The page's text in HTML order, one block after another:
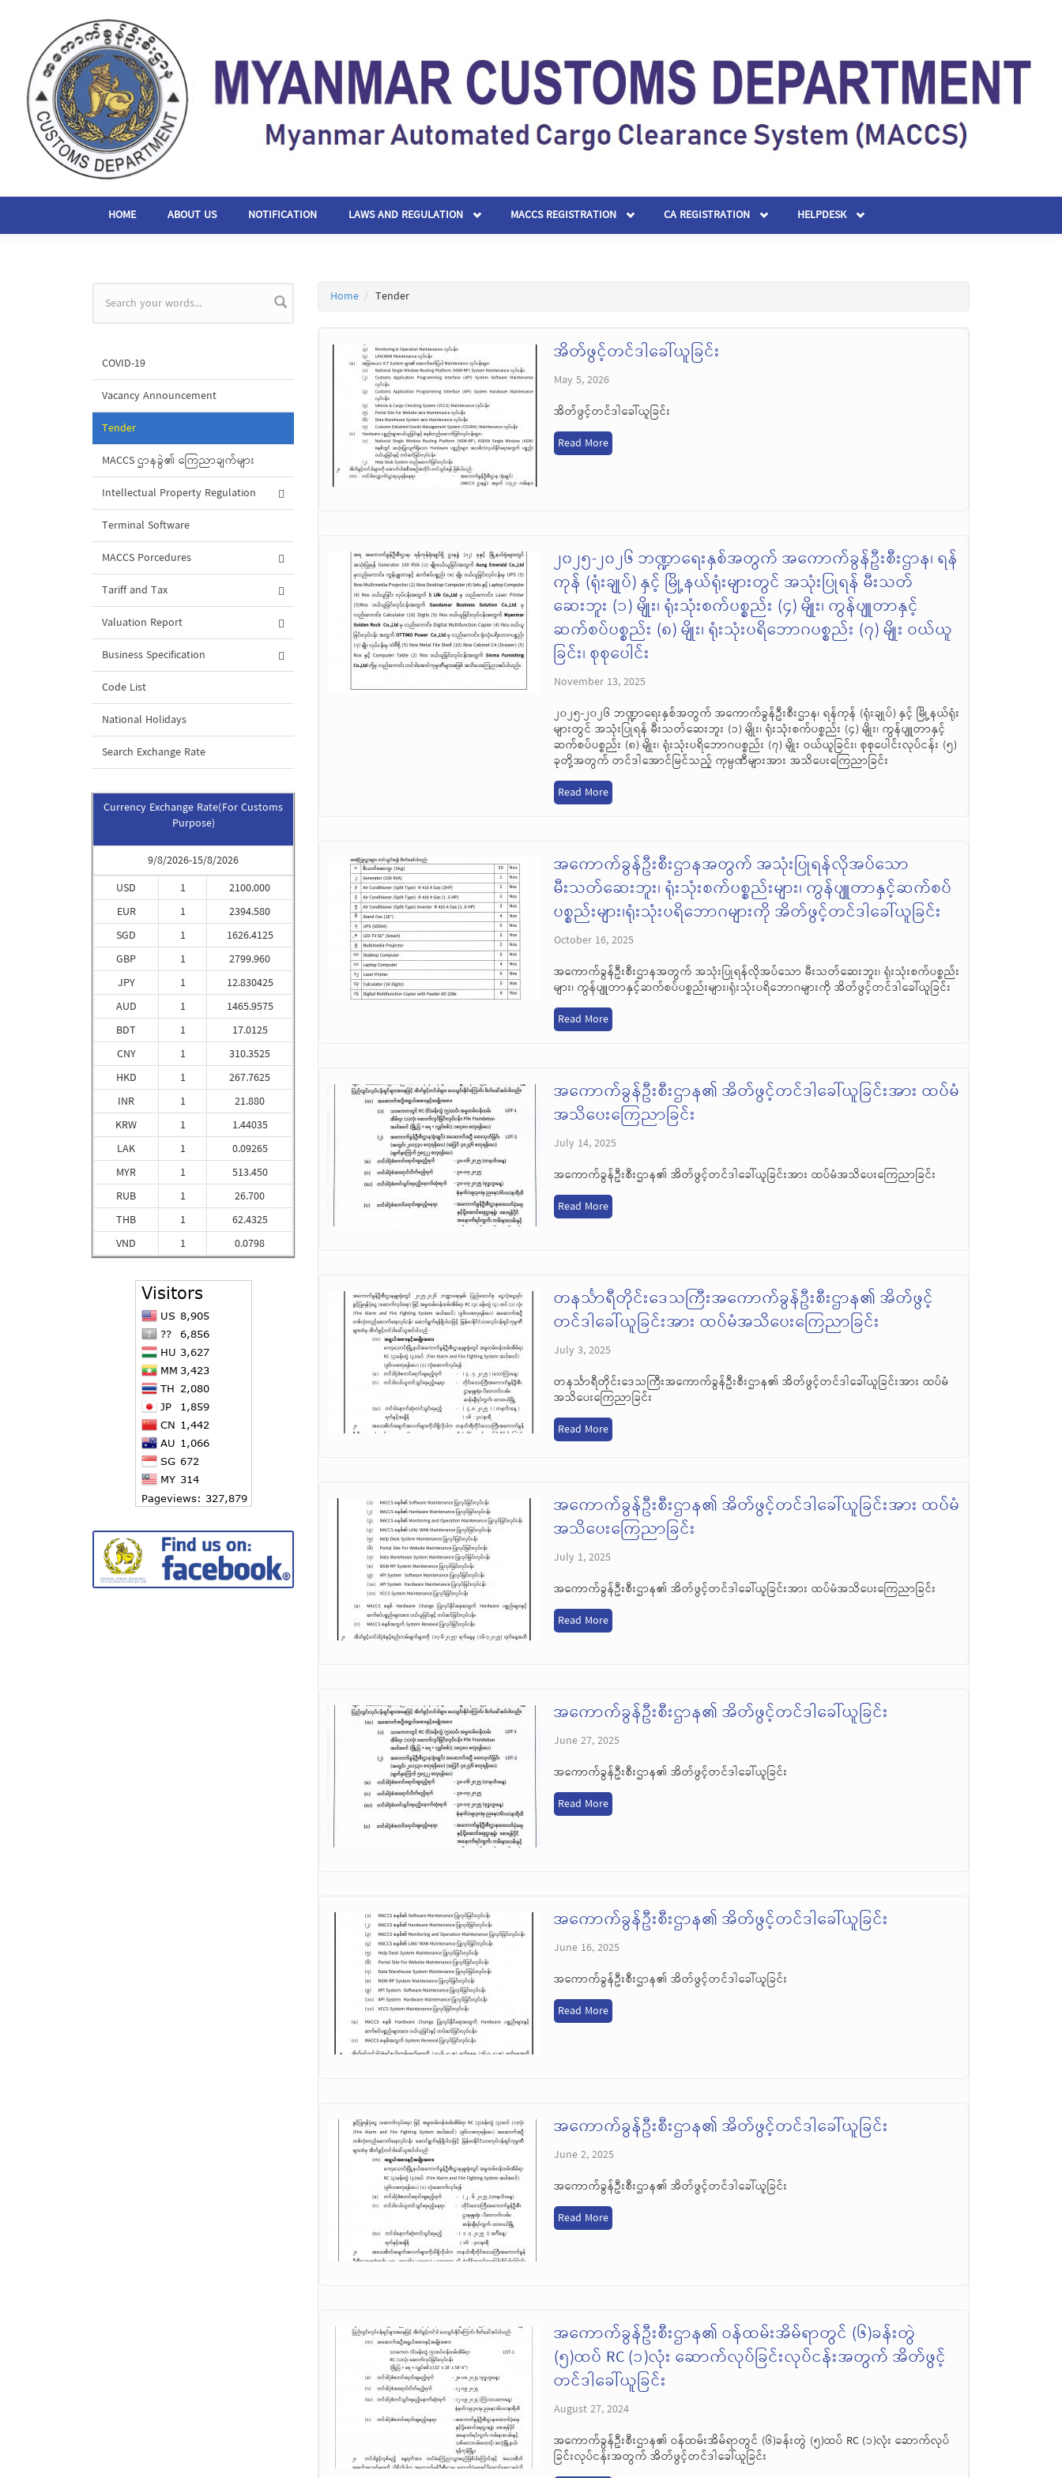
HOME ABOUT US NOTIFICATION LAWS AND REGULATION MACCS REGISTRATION CA REGISTRATION HELPDESK
Search form
COVID-19
Vacancy Announcement
Tender
MACCS ဌာနခွဲ၏ ကြေညာချက်များ
Intellectual Property Regulation
Terminal Software
MACCS Porcedures
Tariff and Tax
Valuation Report
Business Specification
Code List
National Holidays
Search Exchange Rate
Currency Exchange Rate(For Customs
Purpose)
9/8/2026-15/8/2026
USD
EUR
SGD
GBP
JPY
AUD
BDT
CNY
HKD
INR
KRW
LAK
MYR
RUB
THB
VND
1
1
1
1
1
1
1
1
1
1
1
1
1
1
1
1
2100.000
2394.580
1626.4125
2799.960
12.830425
1465.9575
17.0125
310.3525
267.7625
21.880
1.44035
0.09265
513.450
26.700
62.4325
0.0798
Home Tender
အိတ်ဖွင့်တင်ဒါခေါ်ယူခြင်း
May 5, 2026
အိတ်ဖွင့်တင်ဒါခေါ်ယူခြင်း
Read More
၂၀၂၅-၂၀၂၆ ဘဏ္ဍာရေးနှစ်အတွက် အကောက်ခွန်ဦးစီးဌာန၊ ရန်
ကုန် (ရုံးချုပ်) နှင့် မြို့နယ်ရုံးများတွင် အသုံးပြုရန် မီးသတ်
ဆေးဘူး (၁) မျိုး၊ ရုံးသုံးစက်ပစ္စည်း (၄) မျိုး၊ ကွန်ပျူတာနှင့်
ဆက်စပ်ပစ္စည်း (၈) မျိုး၊ ရုံးသုံးပရိဘောဂပစ္စည်း (၇) မျိုး ဝယ်ယူ
ခြင်း၊ စုစုပေါင်း
November 13, 2025
၂၀၂၅-၂၀၂၆ ဘဏ္ဍာရေးနှစ်အတွက် အကောက်ခွန်ဦးစီးဌာန၊ ရန်ကုန် (ရုံးချုပ်) နှင့် မြို့နယ်ရုံး
များတွင် အသုံးပြုရန် မီးသတ်ဆေးဘူး (၁) မျိုး၊ ရုံးသုံးစက်ပစ္စည်း (၄) မျိုး၊ ကွန်ပျူတာနှင့်
ဆက်စပ်ပစ္စည်း (၈) မျိုး၊ ရုံးသုံးပရိဘောဂပစ္စည်း (၇) မျိုး ဝယ်ယူခြင်း၊ စုစုပေါင်းလုပ်ငန်း (၅)
ခုတို့အတွက် တင်ဒါအောင်မြင်သည့် ကုမ္ပဏီများအား အသိပေးကြေညာခြင်း
Read More
အကောက်ခွန်ဦးစီးဌာနအတွက် အသုံးပြုရန်လိုအပ်သော
မီးသတ်ဆေးဘူး၊ ရုံးသုံးစက်ပစ္စည်းများ၊ ကွန်ပျူတာနှင့်ဆက်စပ်
ပစ္စည်းများ၊ရုံးသုံးပရိဘောဂများကို အိတ်ဖွင့်တင်ဒါခေါ်ယူခြင်း
October 16, 2025
အကောက်ခွန်ဦးစီးဌာနအတွက် အသုံးပြုရန်လိုအပ်သော မီးသတ်ဆေးဘူး၊ ရုံးသုံးစက်ပစ္စည်း
များ၊ ကွန်ပျူတာနှင့်ဆက်စပ်ပစ္စည်းများ၊ရုံးသုံးပရိဘောဂများကို အိတ်ဖွင့်တင်ဒါခေါ်ယူခြင်း
Read More
အကောက်ခွန်ဦးစီးဌာန၏ အိတ်ဖွင့်တင်ဒါခေါ်ယူခြင်းအား ထပ်မံ
အသိပေးကြေညာခြင်း
July 14, 2025
အကောက်ခွန်ဦးစီးဌာန၏ အိတ်ဖွင့်တင်ဒါခေါ်ယူခြင်းအား ထပ်မံအသိပေးကြေညာခြင်း
Read More
တနင်္သာရီတိုင်းဒေသကြီးအကောက်ခွန်ဦးစီးဌာန၏ အိတ်ဖွင့်
တင်ဒါခေါ်ယူခြင်းအား ထပ်မံအသိပေးကြေညာခြင်း
July 3, 2025
တနင်္သာရီတိုင်းဒေသကြီးအကောက်ခွန်ဦးစီးဌာန၏ အိတ်ဖွင့်တင်ဒါခေါ်ယူခြင်းအား ထပ်မံ
အသိပေးကြေညာခြင်း
Read More
အကောက်ခွန်ဦးစီးဌာန၏ အိတ်ဖွင့်တင်ဒါခေါ်ယူခြင်းအား ထပ်မံ
အသိပေးကြေညာခြင်း
July 1, 2025
အကောက်ခွန်ဦးစီးဌာန၏ အိတ်ဖွင့်တင်ဒါခေါ်ယူခြင်းအား ထပ်မံအသိပေးကြေညာခြင်း
Read More
အကောက်ခွန်ဦးစီးဌာန၏ အိတ်ဖွင့်တင်ဒါခေါ်ယူခြင်း
June 27, 2025
အကောက်ခွန်ဦးစီးဌာန၏ အိတ်ဖွင့်တင်ဒါခေါ်ယူခြင်း
Read More
အကောက်ခွန်ဦးစီးဌာန၏ အိတ်ဖွင့်တင်ဒါခေါ်ယူခြင်း
June 16, 2025
အကောက်ခွန်ဦးစီးဌာန၏ အိတ်ဖွင့်တင်ဒါခေါ်ယူခြင်း
Read More
အကောက်ခွန်ဦးစီးဌာန၏ အိတ်ဖွင့်တင်ဒါခေါ်ယူခြင်း
June 2, 2025
အကောက်ခွန်ဦးစီးဌာန၏ အိတ်ဖွင့်တင်ဒါခေါ်ယူခြင်း
Read More
အကောက်ခွန်ဦးစီးဌာန၏ ဝန်ထမ်းအိမ်ရာတွင် (၆)ခန်းတွဲ
(၅)ထပ် RC (၁)လုံး ဆောက်လုပ်ခြင်းလုပ်ငန်းအတွက် အိတ်ဖွင့်
တင်ဒါခေါ်ယူခြင်း
August 27, 2024
အကောက်ခွန်ဦးစီးဌာန၏ ဝန်ထမ်းအိမ်ရာတွင် (၆)ခန်းတွဲ (၅)ထပ် RC (၁)လုံး ဆောက်လုပ်
ခြင်းလုပ်ငန်းအတွက် အိတ်ဖွင့်တင်ဒါခေါ်ယူခြင်း